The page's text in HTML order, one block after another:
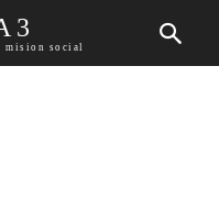
3
mision social